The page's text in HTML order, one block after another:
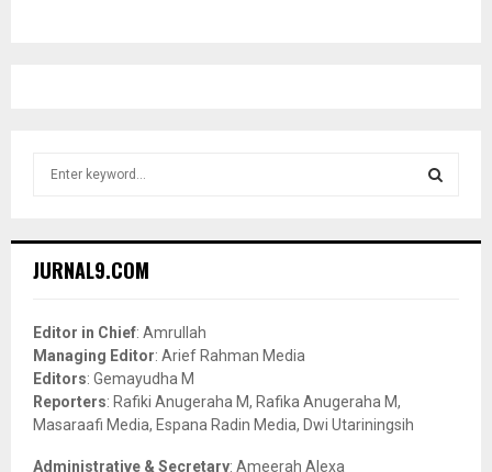
h
o
r
:
JURNAL9.COM
Editor in Chief: Amrullah
Managing Editor: Arief Rahman Media
Editors: Gemayudha M
Reporters: Rafiki Anugeraha M, Rafika Anugeraha M,
Masaraafi Media, Espana Radin Media, Dwi Utariningsih
Administrative & Secretary: Ameerah Alexa